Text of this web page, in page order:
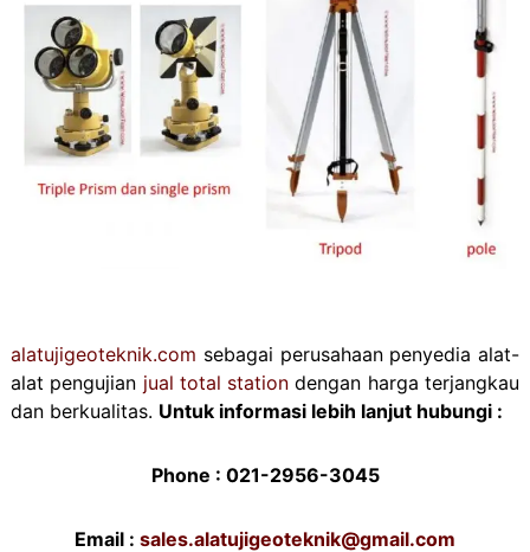
alatujigeoteknik.com sebagai perusahaan penyedia alat-
alat pengujian jual total station dengan harga terjangkau
dan berkualitas. Untuk informasi lebih lanjut hubungi :
Phone : 021-2956-3045
Email : sales.alatujigeoteknik@gmail.com